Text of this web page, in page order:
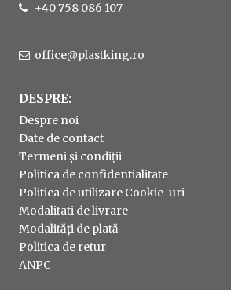
+40 758 086 107
office@plastking.ro
DESPRE:
Despre noi
Date de contact
Termeni și condiții
Politica de confidentialitate
Politica de utilizare Cookie-uri
Modalitati de livrare
Modalități de plată
Politica de retur
ANPC